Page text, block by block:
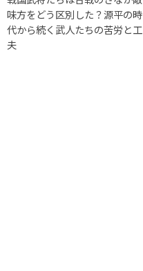
味方をどう区別した？源平の時
代から続く武人たちの苦労と工
夫